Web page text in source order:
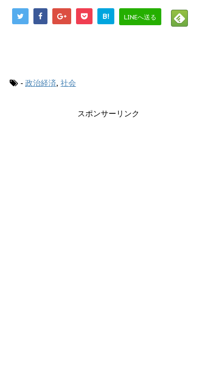
B! LINEへ送る
- 政治経済, 社会
スポンサーリンク